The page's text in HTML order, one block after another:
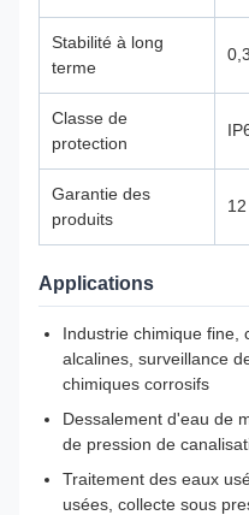
Stabilité à long
terme
Classe de
protection
Garantie des
produits
Applications
Industrie chimique fine,
alcalines, surveillance
chimiques corrosifs
Dessalement d'eau de
de pression de
Traitement des eaux
usées, collecte sous